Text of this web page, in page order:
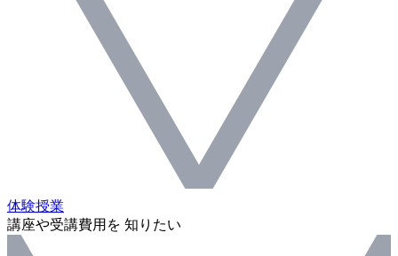
体験授業
講座や受講費用を 知りたい